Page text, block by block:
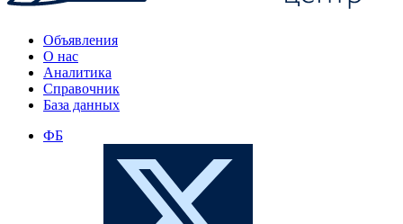
Объявления
О нас
Аналитика
Справочник
База данных
ФБ